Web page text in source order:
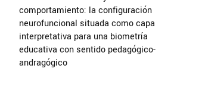
comportamiento: la configuración
neurofuncional situada como capa
interpretativa para una biometría
educativa con sentido pedagógico-
andragógico